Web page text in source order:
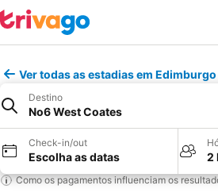
Ver todas as estadias em Edimburgo
Destino
No6 West Coates
Check-in/out
Escolha as datas 2
Como os pagamentos influenciam os